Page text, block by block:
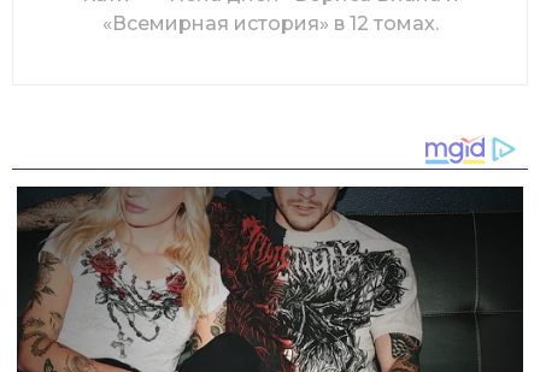
«Всемирная история» в 12 томах.